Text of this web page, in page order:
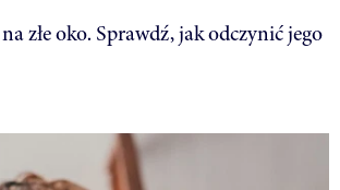
złe oko. Sprawdź, jak odczynić jego